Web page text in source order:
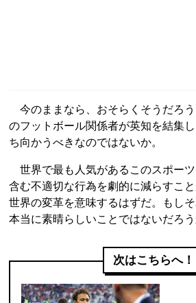
今のままなら、おそらくそうだろ
のフットボール関係者が英知を結集
ち向かうべきなのではないか。
世界で最も人気があるこのスポー
含む不適切な行為を劇的に減らすこ
世界の変革を意味するはずだ。もしそ
本当に素晴らしいことではないだろう
次はこちらへ！